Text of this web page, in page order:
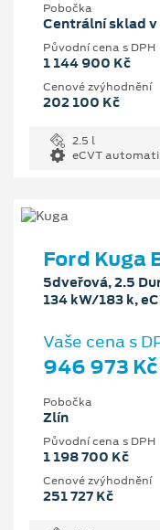
Pobočka
Centrální sklad v
Původní cena s DPH
1 144 900 Kč
Cenové zvýhodnění
202 100 Kč
2.5 l
eCVT
Ford Kuga
5dveřová, 2.5
134 kW/183 k,
Vaše cena s
946 973 Kč
Pobočka
Zlín
Původní cena s DPH
1 198 700 Kč
Cenové zvýhodnění
251 727 Kč